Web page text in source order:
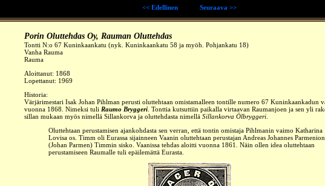
<< Edellinen Seuraava >>
Porin Oluttehdas Oy, Rauman Oluttehdas
Tontti N:o 67 Kuninkaankatu (nyk. Kuninkaankatu 58 ja myöh. Pohjankatu 18)
Vanha Rauma
Rauma
Aloittanut: 1868
Lopettanut: 1969
Historia:
Värjärimestari Isak Johan Pihlman perusti oluttehtaan omistamalleen tontille numero 67 Kuninkaankadun
vuonna 1868 . Nimeksi tuli Raumo Bryggeri . Tonttia kutsuttiin paikalla virtaavan Raumanjoen ja sen yli
sillan mukaan myös nimellä Sillankorva ja oluttehdasta nimellä Sillankorva Ölbryggeri
Oluttehtaan perustamisen ajankohdasta sen verran, että tontin omistaja Pihlmanin vaimo Katharina
Lovisa os. Timm oli Eurassa sijainneen Vaanin oluttehtaan perustajan Andreas Johannes Parmenion
(Johan Parmen) Timmin sisko. Vaanissa tehdas aloitti vuonna 1861. Näin ollen idea oluttehtaan
perustamiseen Raumalle tuli epäilemättä Eurasta.